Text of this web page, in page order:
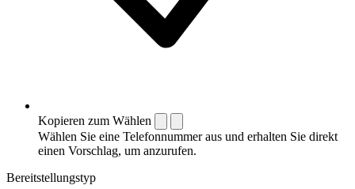
Kopieren zum Wählen
Wählen Sie eine Telefonnummer aus und erhalten Sie direkt
einen Vorschlag, um anzurufen.
Bereitstellungstyp